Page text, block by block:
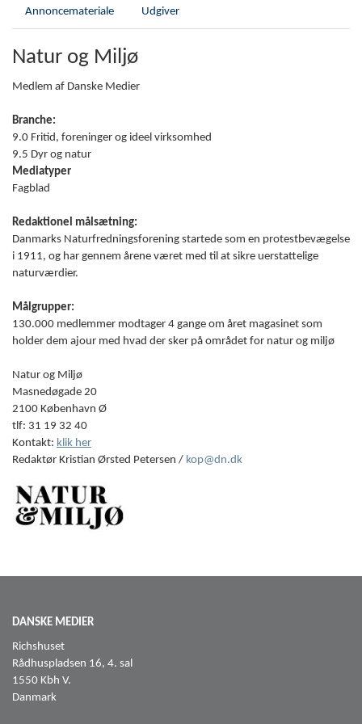
Annoncemateriale Udgiver
Natur og Miljø
Medlem af Danske Medier
Branche:
9.0 Fritid, foreninger og ideel virksomhed
9.5 Dyr og natur
Mediatyper
Fagblad
Redaktionel målsætning:
Danmarks Naturfredningsforening startede som en protestbevægelse
i 1911, og har gennem årene været med til at sikre uerstattelige
naturværdier.
Målgrupper:
130.000 medlemmer modtager 4 gange om året magasinet som
holder dem ajour med hvad der sker på området for natur og miljø
Natur og Miljø
Masnedøgade 20
2100 København Ø
tlf: 31 19 32 40
Kontakt: klik her
Redaktør Kristian Ørsted Petersen / kop@dn.dk
DANSKE MEDIER
Richshuset
Rådhuspladsen 16, 4. sal
1550 Kbh V.
Danmark